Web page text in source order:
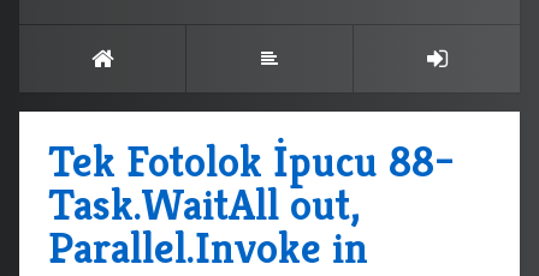
Tek Fotolok İpucu 88–
Task.WaitAll out,
Parallel.Invoke in